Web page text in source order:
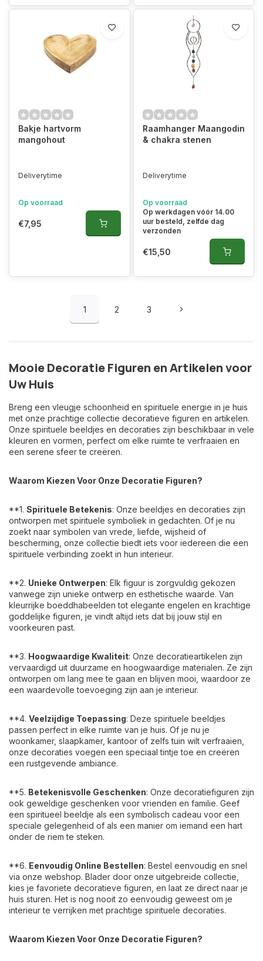
Bakje hartvorm
mangohout
Deliverytime
Op voorraad
€7,95
Raamhanger Maangodin
& chakra stenen
Deliverytime
Op voorraad
Op werkdagen vóór 14.00
uur besteld, zelfde dag
verzonden
€15,50
1 2 3
Mooie Decoratie Figuren en Artikelen voor
Uw Huis
Breng een vleugje schoonheid en spirituele energie in je huis
met onze prachtige collectie decoratieve figuren en artikelen.
Onze spirituele beeldjes en decoraties zijn beschikbaar in vele
kleuren en vormen, perfect om elke ruimte te verfraaien en
een serene sfeer te creëren.
Waarom Kiezen Voor Onze Decoratie Figuren?
**1. Spirituele Betekenis: Onze beeldjes en decoraties zijn
ontworpen met spirituele symboliek in gedachten. Of je nu
zoekt naar symbolen van vrede, liefde, wijsheid of
bescherming, onze collectie biedt iets voor iedereen die een
spirituele verbinding zoekt in hun interieur.
**2. Unieke Ontwerpen: Elk figuur is zorgvuldig gekozen
vanwege zijn unieke ontwerp en esthetische waarde. Van
kleurrijke boeddhabeelden tot elegante engelen en krachtige
goddelijke figuren, je vindt altijd iets dat bij jouw stijl en
voorkeuren past.
**3. Hoogwaardige Kwaliteit: Onze decoratieartikelen zijn
vervaardigd uit duurzame en hoogwaardige materialen. Ze zijn
ontworpen om lang mee te gaan en blijven mooi, waardoor ze
een waardevolle toevoeging zijn aan je interieur.
**4. Veelzijdige Toepassing: Deze spirituele beeldjes
passen perfect in elke ruimte van je huis. Of je nu je
woonkamer, slaapkamer, kantoor of zelfs tuin wilt verfraaien,
onze decoraties voegen een speciaal tintje toe en creëren
een rustgevende ambiance.
**5. Betekenisvolle Geschenken: Onze decoratiefiguren zijn
ook geweldige geschenken voor vrienden en familie. Geef
een spiritueel beeldje als een symbolisch cadeau voor een
speciale gelegenheid of als een manier om iemand een hart
onder de riem te steken.
**6. Eenvoudig Online Bestellen: Bestel eenvoudig en snel
via onze webshop. Blader door onze uitgebreide collectie,
kies je favoriete decoratieve figuren, en laat ze direct naar je
huis sturen. Het is nog nooit zo eenvoudig geweest om je
interieur te verrijken met prachtige spirituele decoraties.
Waarom Kiezen Voor Onze Decoratie Figuren?